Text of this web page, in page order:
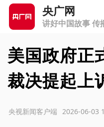
央广网
讲好中国故事 传
美国政府正
裁决提起上
2026-06-03
央视新闻客户端